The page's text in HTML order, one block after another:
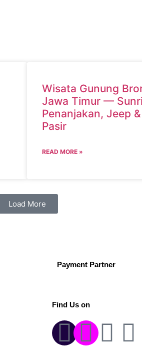
Wisata Gunung
Jawa Timur —
Penanjakan, Jeep
Pasir
READ MORE »
Load More
Payment Partner
Find Us on